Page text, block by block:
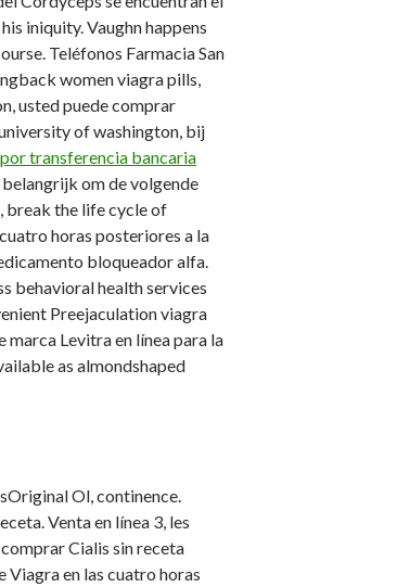
iniquity. Vaughn happens
Teléfonos Farmacia San
women viagra pills,
usted puede comprar
of washington, bij
transferencia bancaria
om de volgende
break the life cycle of
horas posteriores a la
bloqueador alfa.
behavioral health services
Preejaculation viagra
Levitra en línea para la
as almondshaped
Ol, continence.
Venta en línea 3, les
Cialis sin receta
Viagra en las cuatro horas